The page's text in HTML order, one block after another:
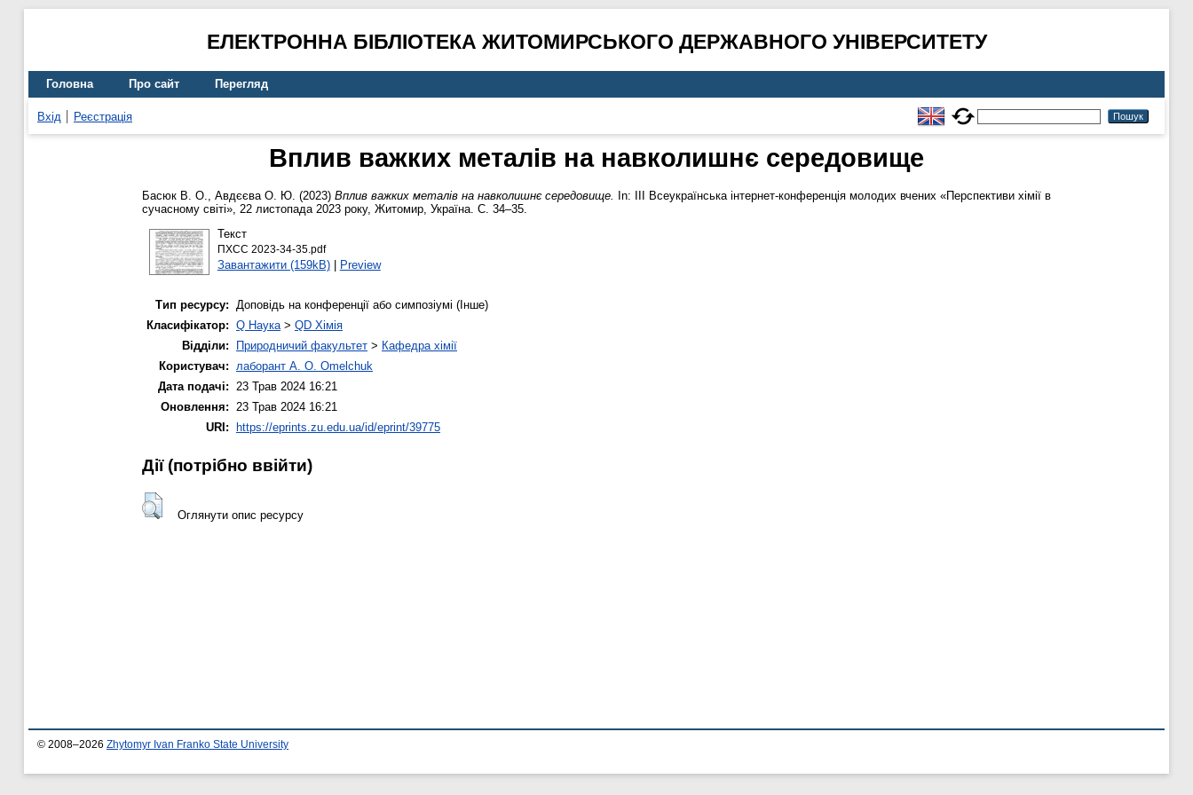
ЕЛЕКТРОННА БІБЛІОТЕКА ЖИТОМИРСЬКОГО ДЕРЖАВНОГО УНІВЕРСИТЕТУ
Головна Про сайт Перегляд
Вхід Реєстрація
Вплив важких металів на навколишнє середовище
Басюк В. О., Авдєєва О. Ю. (2023) Вплив важких металів на навколишнє середовище.
In: ІІІ Всеукраїнська інтернет-конференція молодих вчених «Перспективи хімії в
сучасному світі», 22 листопада 2023 року, Житомир, Україна. С. 34–35.
Текст
ПХСС 2023-34-35.pdf
Завантажити (159kB)| Preview
Тип ресурсу: Доповідь на конференції або симпозіумі (Інше)
Класифікатор: Q Наука> QD Хімія
Відділи:
Природничий факультет > Кафедра хімії
Користувач: лаборант A. O. Omelchuk
Дата подачі: 23 Трав 2024 16:21
Оновлення: 23 Трав 2024 16:21
URI:
https://eprints.zu.edu.ua/id/eprint/39775
Дії ​​(потрібно ввійти)
Оглянути опис ресурсу
© 2008–2026 Zhytomyr Ivan Franko State University